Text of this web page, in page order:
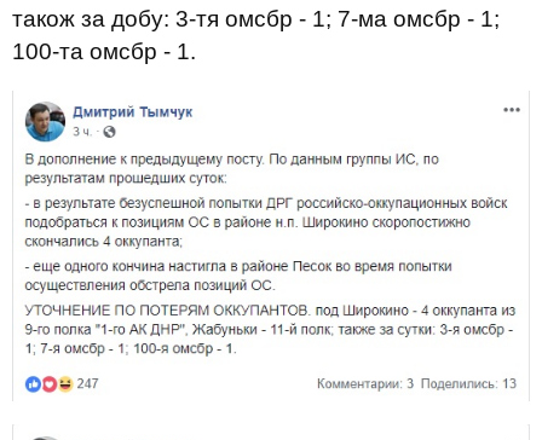
також за добу: 3-тя омсбр - 1; 7-ма омсбр - 1;
100-та омсбр - 1.